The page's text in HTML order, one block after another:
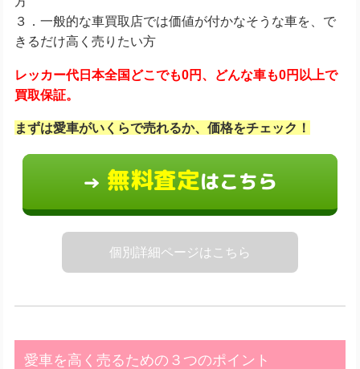
３．一般的な車買取店では価値が付かなそうな車を、で
きるだけ高く売りたい方
レッカー代日本全国どこでも0円、どんな車も0円以上で
買取保証。
まずは愛車がいくらで売れるか、価格をチェック！
→ 無料査定はこちら
個別詳細ページはこちら
愛車を高く売るための３つのポイント